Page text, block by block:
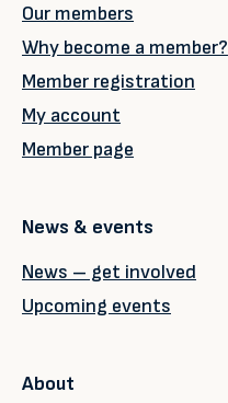
Our members
Why become a member?
Member registration
My account
Member page
News & events
News – get involved
Upcoming events
About